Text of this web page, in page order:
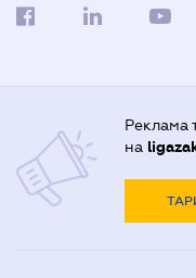
Реклама
на